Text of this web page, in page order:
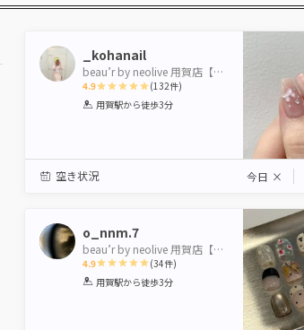
_kohanail
beau’r by neolive 用賀店【ビューバイネオリーブ】
4.9
1 2 3 4 5
(132件)
用賀駅から徒歩3分
空き状況 今日 ×
o_nnm.7
beau’r by neolive 用賀店【ビューバイネオリーブ】
4.9
1 2 3 4 5
(34件)
用賀駅から徒歩3分